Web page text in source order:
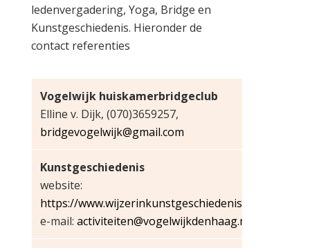
ledenvergadering, Yoga, Bridge en
Kunstgeschiedenis. Hieronder de
contact referenties
Vogelwijk huiskamerbridgeclub
Elline v. Dijk, (070)3659257,
bridgevogelwijk@gmail.com
Kunstgeschiedenis
website:
https://www.wijzerinkunstgeschiedenis.nl/
e-mail: activiteiten@vogelwijkdenhaag.nl